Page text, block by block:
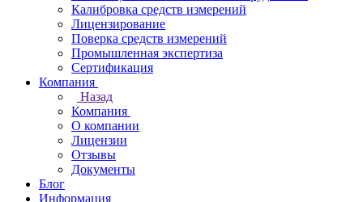
Калибровка средств измерений
Лицензирование
Поверка средств измерений
Промышленная экспертиза
Сертификация
Компания
Назад
Компания
О компании
Лицензии
Отзывы
Документы
Блог
Информация